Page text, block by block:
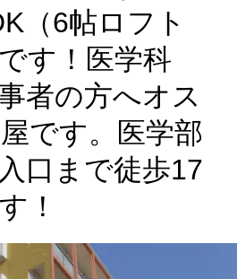
（6帖ロフト
す！医学科
者の方へオス
です。医学部
口まで徒歩17
！